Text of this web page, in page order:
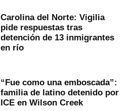
Carolina del Norte: Vigilia
pide respuestas tras
detención de 13 inmigrantes
en río
“Fue como una emboscada”:
familia de latino detenido por
ICE en Wilson Creek